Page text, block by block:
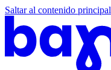
Saltar al contenido principal